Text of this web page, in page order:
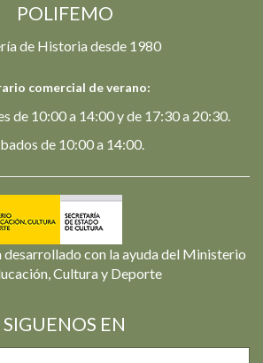
POLIFEMO
de Historia desde 1980
comercial de verano:
de 10:00 a 14:00 y de 17:30 a 20:30.
de 10:00 a 14:00.
desarrollado con la ayuda del Ministerio
Cultura y Deporte
SIGUENOS EN